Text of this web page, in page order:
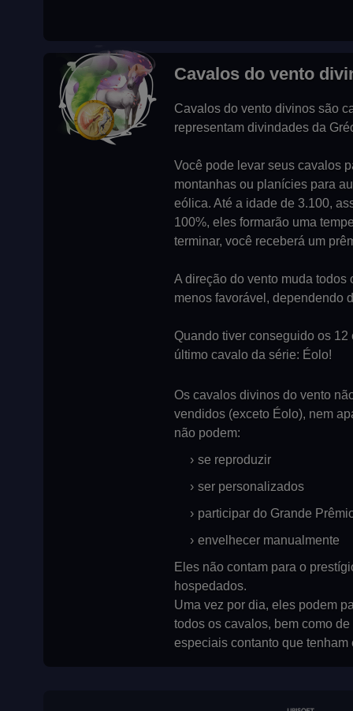
Cavalos do vento
Cavalos do vento divinos são
representam divindades da
Você pode levar seus cavalos
montanhas ou planícies para
eólica. Até a idade de 3.100,
100%, eles formarão uma
terminar, você receberá um
A direção do vento muda
menos favorável, dependendo
Quando tiver conseguido os
último cavalo da série: Éolo!
Os cavalos divinos do vento
vendidos (exceto Éolo), nem
não podem:
se reproduzir
ser personalizados
participar do Grande
envelhecer manualmente
Eles não contam para o
hospedados.
Uma vez por dia, eles podem
todos os cavalos, bem como
especiais contanto que tenham